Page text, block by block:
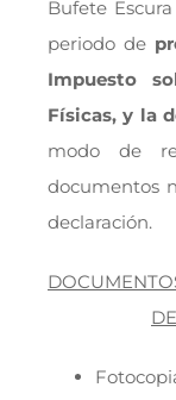
Bufete
periodo de
Impuesto
Físicas, y la
modo de
documentos
declaración.